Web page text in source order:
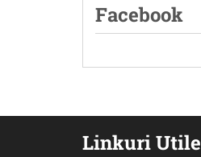
Facebook
Linkuri Utile